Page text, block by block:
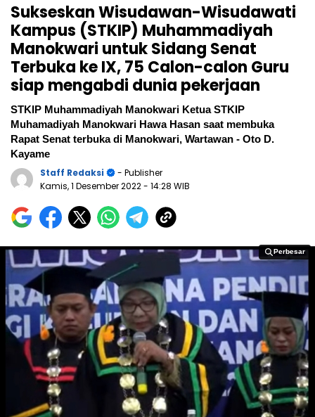
Sukseskan Wisudawan-Wisudawati
Kampus (STKIP) Muhammadiyah
Manokwari untuk Sidang Senat
Terbuka ke IX, 75 Calon-calon Guru
siap mengabdi dunia pekerjaan
STKIP Muhammadiyah Manokwari Ketua STKIP
Muhamadiyah Manokwari Hawa Hasan saat membuka
Rapat Senat terbuka di Manokwari, Wartawan - Oto D.
Kayame
Staff Redaksi
- Publisher
Kamis, 1 Desember 2022- 14:28 WIB
Perbesar
Perbesar